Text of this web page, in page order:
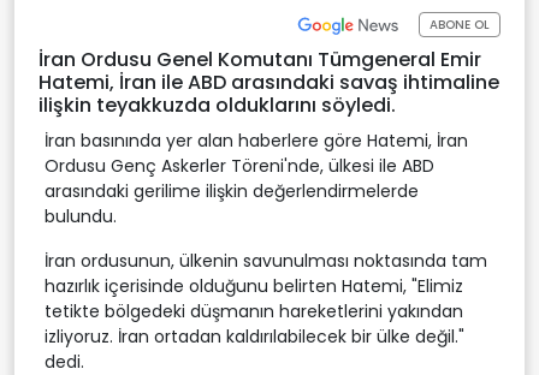
ABONE OL
İran Ordusu Genel Komutanı Tümgeneral Emir
Hatemi, İran ile ABD arasındaki savaş ihtimaline
ilişkin teyakkuzda olduklarını söyledi.
İran basınında yer alan haberlere göre Hatemi, İran
Ordusu Genç Askerler Töreni'nde, ülkesi ile ABD
arasındaki gerilime ilişkin değerlendirmelerde
bulundu.
İran ordusunun, ülkenin savunulması noktasında tam
hazırlık içerisinde olduğunu belirten Hatemi, "Elimiz
tetikte bölgedeki düşmanın hareketlerini yakından
izliyoruz. İran ortadan kaldırılabilecek bir ülke değil."
dedi.